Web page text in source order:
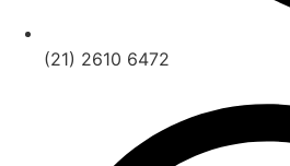
(21) 2610 6472